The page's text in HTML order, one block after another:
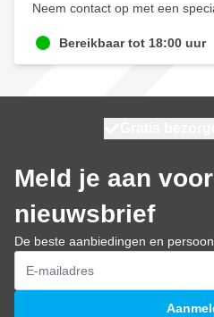
Neem contact op met een
Bereikbaar tot 18:00 uur
Meld je aan
nieuwsbrief
De beste aanbiedingen en
E-mailadres